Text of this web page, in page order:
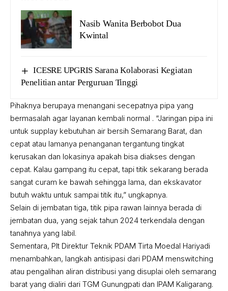
Nasib Wanita Berbobot Dua
Kwintal
ICESRE UPGRIS Sarana Kolaborasi Kegiatan
Penelitian antar Perguruan Tinggi
Pihaknya berupaya menangani secepatnya pipa yang
bermasalah agar layanan kembali normal . “Jaringan pipa ini
untuk supplay kebutuhan air bersih Semarang Barat, dan
cepat atau lamanya penanganan tergantung tingkat
kerusakan dan lokasinya apakah bisa diakses dengan
cepat. Kalau gampang itu cepat, tapi titik sekarang berada
sangat curam ke bawah sehingga lama, dan ekskavator
butuh waktu untuk sampai titik itu,” ungkapnya.
Selain di jembatan tiga, titik pipa rawan lainnya berada di
jembatan dua, yang sejak tahun 2024 terkendala dengan
tanahnya yang labil.
Sementara, Plt Direktur Teknik PDAM Tirta Moedal Hariyadi
menambahkan, langkah antisipasi dari PDAM menswitching
atau pengalihan aliran distribusi yang disuplai oleh semarang
barat yang dialiri dari TGM Gunungpati dan IPAM Kaligarang.